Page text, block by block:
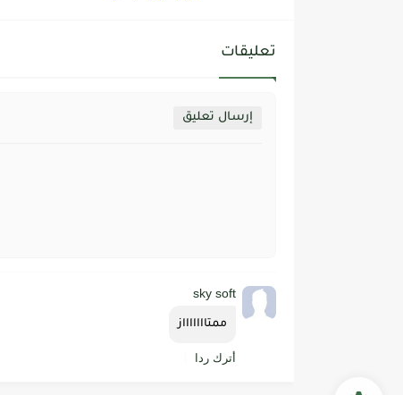
تعليقات
إرسال تعليق
sky soft
ممتاااااااز
أترك ردا